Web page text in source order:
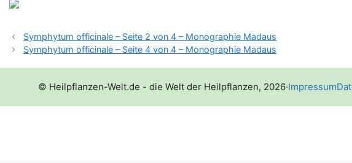
Symphytum officinale – Seite 2 von 4 – Monographie Madaus
Symphytum officinale – Seite 4 von 4 – Monographie Madaus
© Heilpflanzen-Welt.de - die Welt der Heilpflanzen, 2026·Impressum